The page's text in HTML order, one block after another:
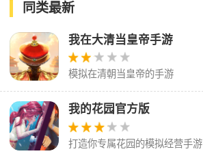
同类最新
我在大清当皇帝手游
模拟在清朝当皇帝的手游
我的花园官方版
打造你专属花园的模拟经营手游